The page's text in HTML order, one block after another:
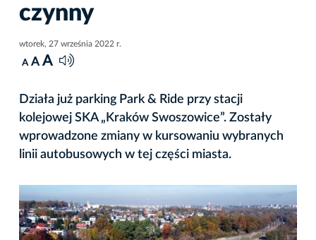
czynny
wtorek, 27 września 2022 r.
A A A
Działa już parking Park & Ride przy stacji
kolejowej SKA „Kraków Swoszowice”. Zostały
wprowadzone zmiany w kursowaniu wybranych
linii autobusowych w tej części miasta.